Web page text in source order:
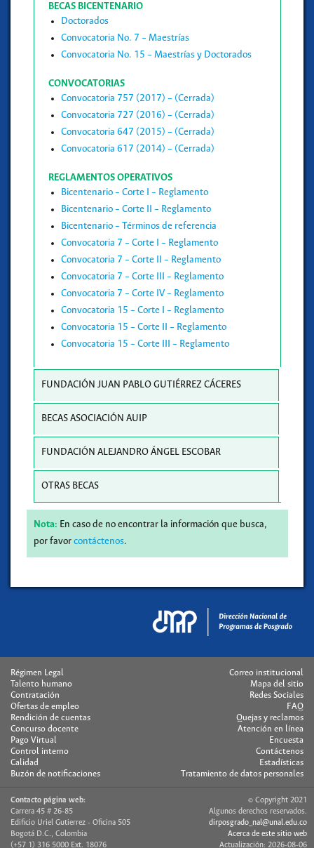
BECAS BICENTENARIO
Doctorados
Convocatoria No. 7 – Maestrías
Convocatoria No. 15 – Maestrías y Doctorados
CONVOCATORIAS
Convocatoria 757 (2017) – (Cerrada)
Convocatoria 727 (2016) – (Cerrada)
Convocatoria 647 (2015) – (Cerrada)
Convocatoria 617 (2014) – (Cerrada)
REGLAMENTOS OPERATIVOS
Bicentenario – Corte I – Reglamento
Bicentenario – Corte II – Reglamento
Bicentenario – Términos de referencia
Convocatoria 7 – Corte I – Reglamento
Convocatoria 7 – Corte II – Reglamento
Convocatoria 7 – Corte III – Reglamento
Convocatoria 7 – Corte IV – Reglamento
Convocatoria 15 – Corte I – Reglamento
Convocatoria 15 – Corte II – Reglamento
Convocatoria 15 – Corte III – Reglamento
FUNDACIÓN JUAN PABLO GUTIÉRREZ CÁCERES
BECAS ASOCIACIÓN AUIP
FUNDACIÓN ALEJANDRO ÁNGEL ESCOBAR
OTRAS BECAS
Nota: En caso de no encontrar la información que busca,
por favor contáctenos.
Régimen Legal
Talento humano
Contratación
Ofertas de empleo
Rendición de cuentas
Concurso docente
Pago Virtual
Control interno
Calidad
Buzón de notificaciones
Correo institucional
Mapa del sitio
Redes Sociales
FAQ
Quejas y reclamos
Atención en línea
Encuesta
Contáctenos
Estadísticas
Tratamiento de datos personales
Contacto página web:
Carrera 45 # 26-85
Edificio Uriel Gutierrez - Oficina 505
Bogotá D.C., Colombia
(+57 1) 316 5000 Ext. 18076
© Copyright 2021
Algunos derechos reservados.
dirposgrado_nal@unal.edu.co
Acerca de este sitio web
Actualización: 2026-08-06